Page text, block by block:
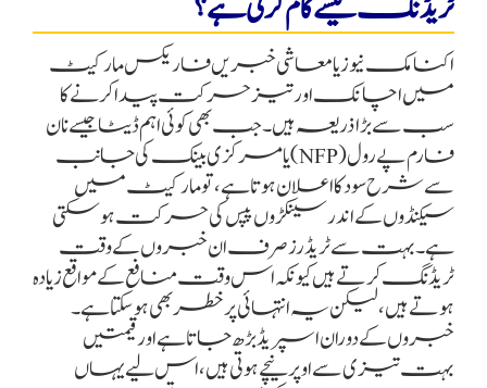
اکنامک نیوز یا معاشی خبریں فاریکس مارکیٹ
میں اچانک اور تیز حرکت پیدا کرنے کا
سب سے بڑا ذریعہ ہیں۔ جب بھی کوئی اہم ڈیٹا جیسے نان
فارم پے رول (NFP) یا مرکزی بینک کی جانب
سے شرح سود کا اعلان ہوتا ہے، تو مارکیٹ میں
سیکنڈوں کے اندر سینکڑوں پپس کی حرکت ہو سکتی
ہے۔ بہت سے ٹریڈرز صرف ان خبروں کے وقت
ٹریڈنگ کرتے ہیں کیونکہ اس وقت منافع کے مواقع زیادہ
ہوتے ہیں، لیکن یہ انتہائی پرخطر بھی ہو سکتا ہے۔
خبروں کے دوران اسپریڈ بڑھ جاتا ہے اور قیمتیں
بہت تیزی سے اوپر نیچے ہوتی ہیں، اس لیے یہاں